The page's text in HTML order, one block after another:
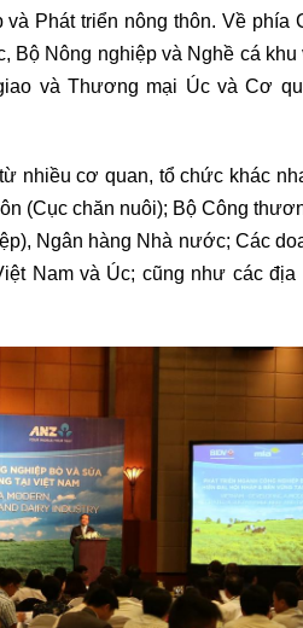
Phát triển nông thôn. Về phía
Bộ Nông nghiệp và Nghề cá
và Thương mại Úc và Cơ
nhiều cơ quan, tổ chức khác
(Cục chăn nuôi); Bộ Công
Ngân hàng Nhà nước; Các
Nam và Úc; cũng như các